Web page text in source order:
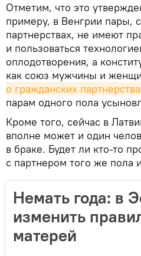
Отметим, что это
примеру, в Венгрии пары,
партнерствах, не имеют
и пользоваться
оплодотворения, а
как союз мужчины и
о гражданских
парам одного пола
Кроме того, сейчас в
вполне может и один
в браке. Будет ли кто-то
с партнером того же пола
Немать года: в
изменить
матерей